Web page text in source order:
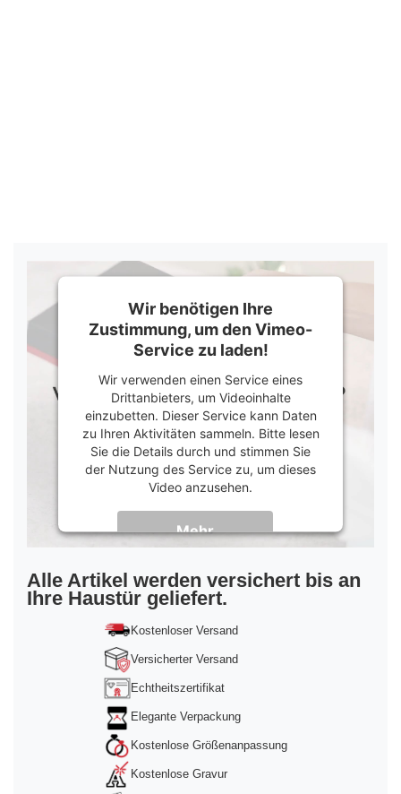
Wir benötigen Ihre
Zustimmung, um den Vimeo-
Service zu laden!
Wir verwenden einen Service eines
Drittanbieters, um Videoinhalte
einzubetten. Dieser Service kann Daten
zu Ihren Aktivitäten sammeln. Bitte lesen
Sie die Details durch und stimmen Sie
der Nutzung des Service zu, um dieses
Video anzusehen.
Mehr
Informationen
Akzeptieren
powered byUsercentrics Consent
Management Platform&Trusted Shops
Alle Artikel werden versichert bis an
Ihre Haustür geliefert.
Kostenloser Versand
Versicherter Versand
Echtheitszertifikat
Elegante Verpackung
Kostenlose Größenanpassung
Kostenlose Gravur